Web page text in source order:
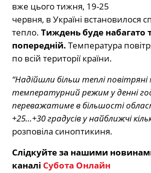
вже цього тижня, 19-25
червня, в Україні встановилося
тепло. Тиждень буде набагато
попередній. Температура
по всій території країни.
“Надійшли більш теплі повітряні
температурний режим у денні
переважатиме в більшості
+25…+30 градусів у найближчі
розповіла синоптикиня.
Слідкуйте за нашими
каналі Субота Онлайн